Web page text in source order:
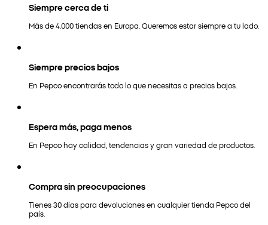
Siempre cerca de ti
Más de 4.000 tiendas en Europa. Queremos estar siempre a tu lado.
Siempre precios bajos
En Pepco encontrarás todo lo que necesitas a precios bajos.
Espera más, paga menos
En Pepco hay calidad, tendencias y gran variedad de productos.
Compra sin preocupaciones
Tienes 30 días para devoluciones en cualquier tienda Pepco del
país.